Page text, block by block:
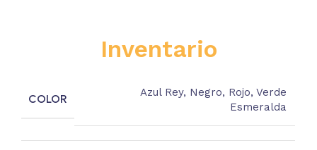
Inventario
COLOR
Azul Rey, Negro, Rojo,Verde
Esmeralda